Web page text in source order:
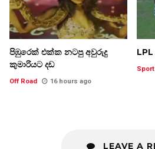
පිඹුරෙක් එක්ක නටපු අවුරුදු
කුමාරියට දඩ
Off Road 16 hours ago
Sport
LEAVE A